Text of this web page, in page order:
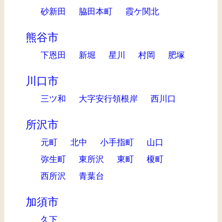
砂新田 脇田本町 霞ケ関北
熊谷市
下恩田 新堀 星川 村岡 肥塚
川口市
三ツ和 大字安行領根岸 西川口
所沢市
元町 北中 小手指町
山口
弥生町
東所沢 東町
榎町
西所沢
青葉台
加須市
久下